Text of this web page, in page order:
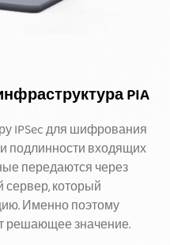
PIA
IPSec для шифрования
подлинности входящих
передаются через
который
Именно поэтому
решающее значение.